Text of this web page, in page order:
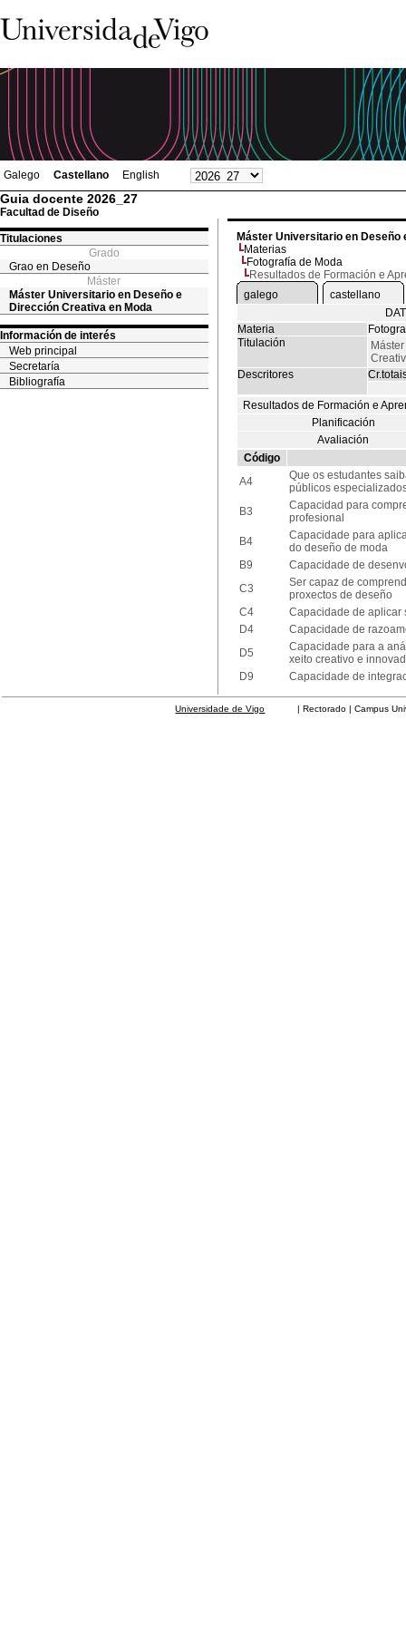
Galego Castellano English
Guia docente 2026_27
Facultad de Diseño
Titulaciones
Grado
Grao en Deseño
Máster
Máster Universitario en Deseño e
Dirección Creativa en Moda
Información de interés
Web principal
Secretaría
Bibliografía
Máster Universitario en Deseño
Materias
Fotografía de Moda
Resultados de Formación e
galego
castellano
Materia
Titulación
Descritores
Resultados de Formación e
Planificación
Avaliación
Código
A4
Que os estudantes
públicos
B3
Capacidad para
profesional
B4
Capacidade para
do deseño de moda
B9
Capacidade de
C3
Ser capaz de
proxectos de deseño
C4
Capacidade de aplicar
D4
Capacidade de
D5
Capacidade para a
xeito creativo e
D9
Capacidade de
Universidade de Vigo | Rectorado | Campus